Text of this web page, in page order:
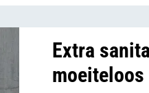
Extra